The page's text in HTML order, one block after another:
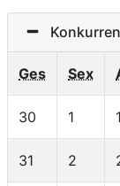
Ges Sex
30 1 1
31 2